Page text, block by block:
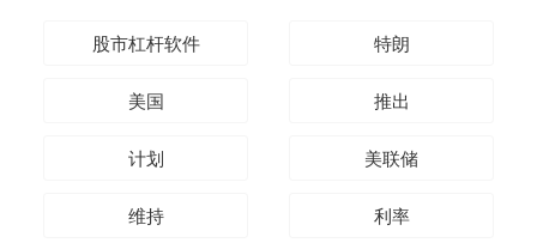
股市杠杆软件 特朗
美国 推出
计划 美联储
维持 利率